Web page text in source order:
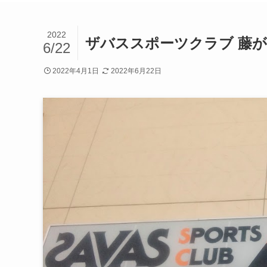
ザバススポーツクラブ 藤
2022
6/22
2022年4月1日 2022年6月22日